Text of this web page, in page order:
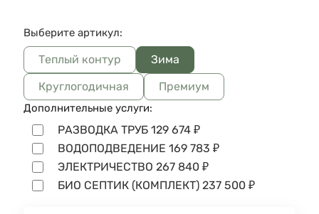
Выберите артикул:
Теплый контур
Зима
Круглогодичная
Премиум
Дополнительные услуги:
РАЗВОДКА ТРУБ 129 674 ₽
ВОДОПОДВЕДЕНИЕ 169 783 ₽
ЭЛЕКТРИЧЕСТВО 267 840 ₽
БИО СЕПТИК (КОМПЛЕКТ) 237 500 ₽